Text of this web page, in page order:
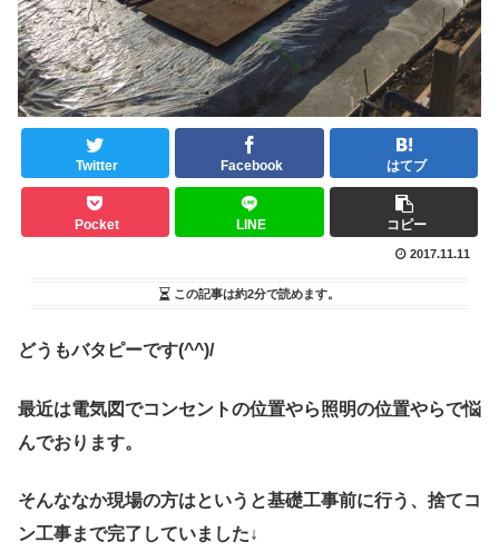
Twitter Facebook はてブ
Pocket LINE コピー
2017.11.11
この記事は約2分で読めます。
どうもバタピーです(^^)/
最近は電気図でコンセントの位置やら照明の位置やらで悩
んでおります。
そんななか現場の方はというと基礎工事前に行う、捨てコ
ン工事まで完了していました↓